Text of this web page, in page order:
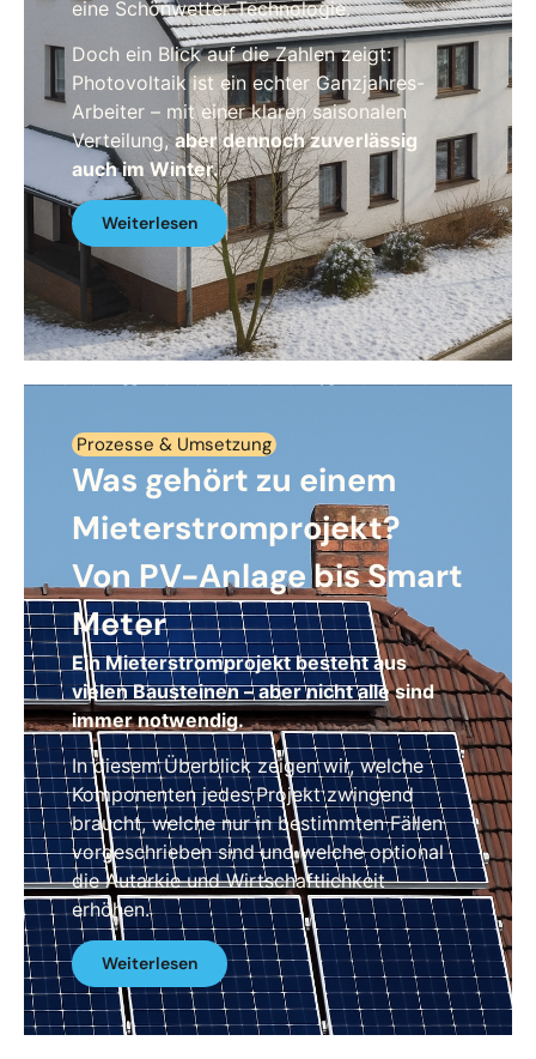
eine Schönwetter-Technologie.
Doch ein Blick auf die Zahlen zeigt:
Photovoltaik ist ein echter Ganzjahres-
Arbeiter – mit einer klaren saisonalen
Verteilung,aber dennoch zuverlässig
auch im Winter.
Weiterlesen
Prozesse & Umsetzung
Was gehört zu einem
Mieterstromprojekt?
Von PV-Anlage bis Smart
Meter
Ein Mieterstromprojekt besteht aus
vielen Bausteinen – aber nicht alle sind
immer notwendig.
In diesem Überblick zeigen wir, welche
Komponenten jedes Projekt zwingend
braucht, welche nur in bestimmten Fällen
vorgeschrieben sind und welche optional
die Autarkie und Wirtschaftlichkeit
erhöhen.
Weiterlesen